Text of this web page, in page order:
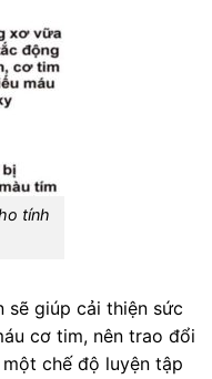
tính
sẽ giúp cải thiện sức
cơ tim, nên trao đổi
chế độ luyện tập